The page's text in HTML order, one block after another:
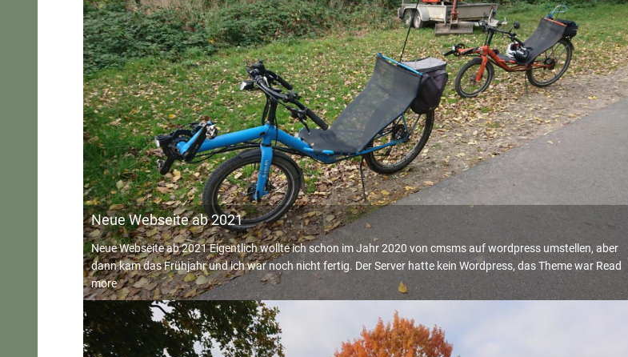
Neue Webseite ab 2021
Neue Webseite ab 2021 Eigentlich wollte ich schon im Jahr 2020 von cmsms auf wordpress umstellen, aber
dann kam das Frühjahr und ich war noch nicht fertig. Der Server hatte kein Wordpress, das Theme warRead
more